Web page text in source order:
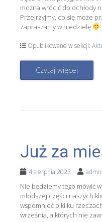
można wrócić do ochłody
Przejrzyjmy, co się może
zapraszamy w niedzielę
Opublikowane w sekcji:
Czytaj więcej
Już za
4 sierpnia 2023
Nie będziemy tego mówić
młodszej części naszych
wspomnieć o kilku
września, a których nie